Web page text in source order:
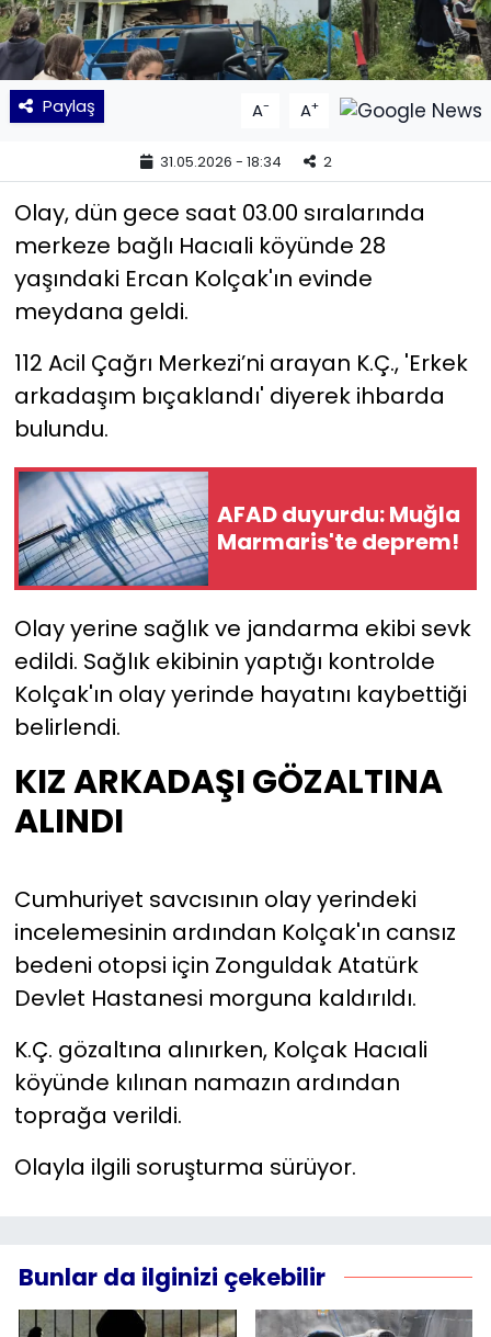
Paylaş A- A+
31.05.2026 - 18:34 2
Olay, dün gece saat 03.00 sıralarında
merkeze bağlı Hacıali köyünde 28
yaşındaki Ercan Kolçak'ın evinde
meydana geldi.
112 Acil Çağrı Merkezi’ni arayan K.Ç., 'Erkek
arkadaşım bıçaklandı' diyerek ihbarda
bulundu.
AFAD duyurdu: Muğla
Marmaris'te deprem!
Olay yerine sağlık ve jandarma ekibi sevk
edildi. Sağlık ekibinin yaptığı kontrolde
Kolçak'ın olay yerinde hayatını kaybettiği
belirlendi.
KIZ ARKADAŞI GÖZALTINA
ALINDI
Cumhuriyet savcısının olay yerindeki
incelemesinin ardından Kolçak'ın cansız
bedeni otopsi için Zonguldak Atatürk
Devlet Hastanesi morguna kaldırıldı.
K.Ç. gözaltına alınırken, Kolçak Hacıali
köyünde kılınan namazın ardından
toprağa verildi.
Olayla ilgili soruşturma sürüyor.
Bunlar da ilginizi çekebilir
POLİTİKA
SAĞLIK
Siyaset
SPOR
TEKNOLOJİ
Yaşam
YEREL POLİTİKA
YEREL YÖNETİMLER
Yurt